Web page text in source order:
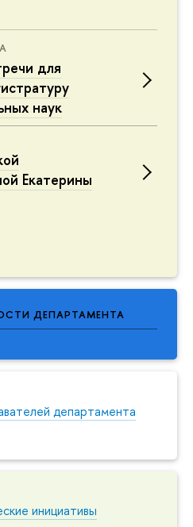
для
наук
Екатерины
ДЕПАРТАМЕНТА
департамента
инициативы